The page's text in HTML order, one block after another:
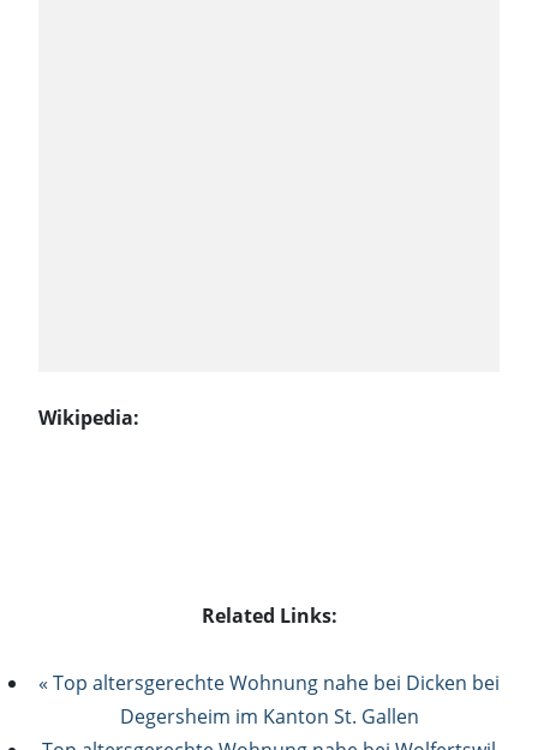
Wikipedia:
Related Links:
« Top altersgerechte Wohnung nahe bei Dicken bei
Degersheim im Kanton St. Gallen